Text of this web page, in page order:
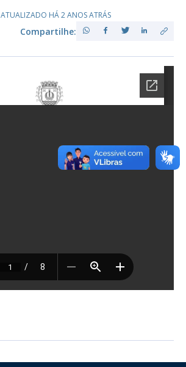
ATUALIZADO HÁ 2 ANOS ATRÁS
Compartilhe: